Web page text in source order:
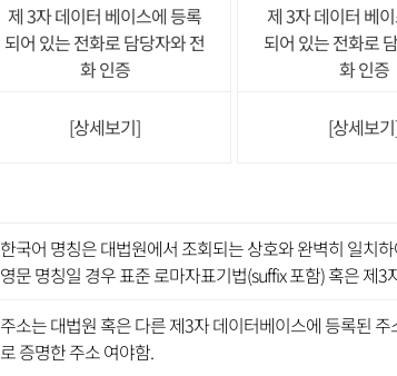
제 3자 데이터 베이스에 등록
되어 있는 전화로 담당자와 전
화 인증
[상세보기]
제 3자 데이터 베
되어 있는 전화로
화 인증
[상세보
한국어 명칭은 대법원에서 조회되는 상호와 완벽히 일치
영문 명칭일 경우 표준 로마자표기법(suffix 포함) 혹은 제
주소는 대법원 혹은 다른 제3자 데이터베이스에 등록된
로 증명한 주소 여야함.